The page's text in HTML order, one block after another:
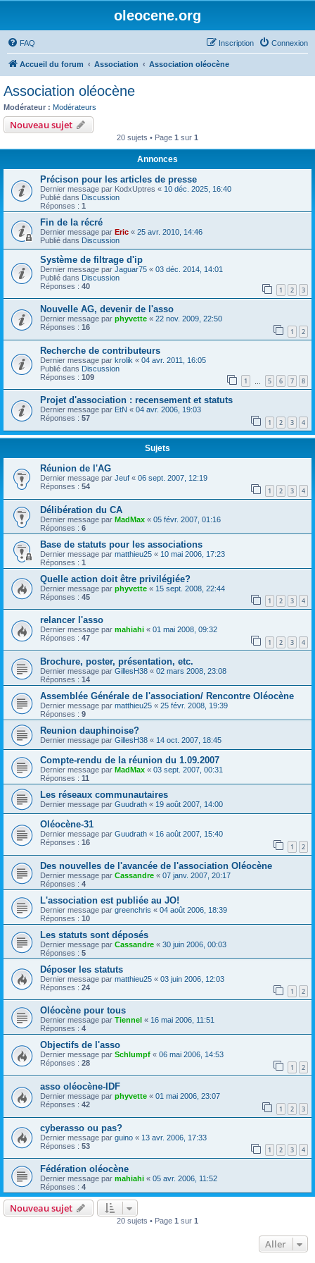
oleocene.org
FAQ Connexion
Inscription
Accueil du forum Association Association oléocène
Association oléocène
Modérateur : Modérateurs
Nouveau sujet
20 sujets • Page 1 sur 1
Annonces
Précison pour les articles de presse
Dernier message par KodxUptres « 10 déc. 2025, 16:40
Publié dans Discussion
Réponses : 1
Fin de la récré
Dernier message par Eric « 25 avr. 2010, 14:46
Publié dans Discussion
Système de filtrage d'ip
Dernier message par Jaguar75 « 03 déc. 2014, 14:01
Publié dans Discussion
Réponses : 40 1 2 3
Nouvelle AG, devenir de l'asso
Dernier message par phyvette « 22 nov. 2009, 22:50
Réponses : 16 1 2
Recherche de contributeurs
Dernier message par krolik « 04 avr. 2011, 16:05
Publié dans Discussion
Réponses : 109 1 5 6 7 8
Projet d'association : recensement et statuts
Dernier message par EtN « 04 avr. 2006, 19:03
Réponses : 57 1 2 3 4
Sujets
Réunion de l'AG
Dernier message par Jeuf « 06 sept. 2007, 12:19
Réponses : 54 1 2 3 4
Délibération du CA
Dernier message par MadMax « 05 févr. 2007, 01:16
Réponses : 6
Base de statuts pour les associations
Dernier message par matthieu25 « 10 mai 2006, 17:23
Réponses : 1
Quelle action doit être privilégiée?
Dernier message par phyvette « 15 sept. 2008, 22:44
Réponses : 45 1 2 3 4
relancer l'asso
Dernier message par mahiahi « 01 mai 2008, 09:32
Réponses : 47 1 2 3 4
Brochure, poster, présentation, etc.
Dernier message par GillesH38 « 02 mars 2008, 23:08
Réponses : 14
Assemblée Générale de l'association/ Rencontre Oléocène
Dernier message par matthieu25 « 25 févr. 2008, 19:39
Réponses : 9
Reunion dauphinoise?
Dernier message par GillesH38 « 14 oct. 2007, 18:45
Compte-rendu de la réunion du 1.09.2007
Dernier message par MadMax « 03 sept. 2007, 00:31
Réponses : 11
Les réseaux communautaires
Dernier message par Guudrath « 19 août 2007, 14:00
Oléocène-31
Dernier message par Guudrath « 16 août 2007, 15:40
Réponses : 16 1 2
Des nouvelles de l'avancée de l'association Oléocène
Dernier message par Cassandre « 07 janv. 2007, 20:17
Réponses : 4
L'association est publiée au JO!
Dernier message par greenchris « 04 août 2006, 18:39
Réponses : 10
Les statuts sont déposés
Dernier message par Cassandre « 30 juin 2006, 00:03
Réponses : 5
Déposer les statuts
Dernier message par matthieu25 « 03 juin 2006, 12:03
Réponses : 24 1 2
Oléocène pour tous
Dernier message par Tiennel « 16 mai 2006, 11:51
Réponses : 4
Objectifs de l'asso
Dernier message par Schlumpf « 06 mai 2006, 14:53
Réponses : 28 1 2
asso oléocène-IDF
Dernier message par phyvette « 01 mai 2006, 23:07
Réponses : 42 1 2 3
cyberasso ou pas?
Dernier message par guino « 13 avr. 2006, 17:33
Réponses : 53 1 2 3 4
Fédération oléocène
Dernier message par mahiahi « 05 avr. 2006, 11:52
Réponses : 4
Nouveau sujet
20 sujets • Page 1 sur 1
Aller